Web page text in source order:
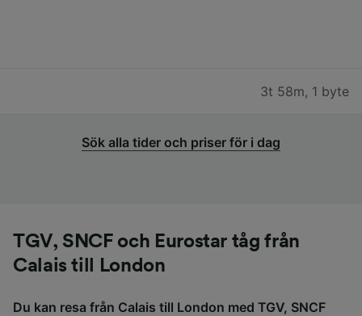
3t 58m, 1 byte
Sök alla tider och priser för i dag
TGV, SNCF och Eurostar tåg från
Calais till London
Du kan resa från Calais till London med TGV, SNCF